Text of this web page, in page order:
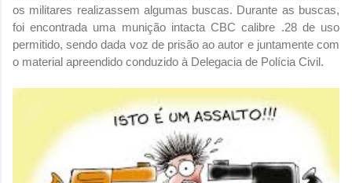
os militares realizassem algumas buscas. Durante as buscas,
foi encontrada uma munição intacta CBC calibre .28 de uso
permitido, sendo dada voz de prisão ao autor e juntamente com
o material apreendido conduzido à Delegacia de Polícia Civil.